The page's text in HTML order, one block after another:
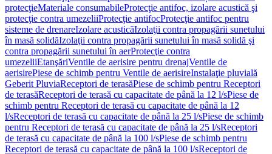
protecţieMateriale consumabileProtecţie antifoc, izolare acustică şi
protecţie contra umezeliiProtecţie antifocProtecţie antifoc pentru
sisteme de drenareIzolare acusticăIzolaţii contra propagării sunetului
în masă solidăIzolaţii contra propagării sunetului în masă solidă şi
contra propagării sunetului în aerProtecţie contra
umezeliiEtanşăriVentile de aerisire pentru drenajVentile de
aerisirePiese de schimb pentru Ventile de aerisireInstalaţie pluvială
Geberit PluviaReceptori de terasăPiese de schimb pentru Receptori
de terasăReceptori de terasă cu capacitate de până la 12 l/sPiese de
schimb pentru Receptori de terasă cu capacitate de până la 12
l/sReceptori de terasă cu capacitate de până la 25 l/sPiese de schimb
pentru Receptori de terasă cu capacitate de până la 25 l/sReceptori
de terasă cu capacitate de până la 100 l/sPiese de schimb pentru
Receptori de terasă cu capacitate de până la 100 l/sReceptori de